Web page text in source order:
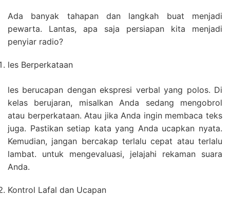
Ada banyak tahapan dan langkah buat menjadi
pewarta. Lantas, apa saja persiapan kita menjadi
penyiar radio?
les Berperkataan
les berucapan dengan ekspresi verbal yang polos. Di
kelas berujaran, misalkan Anda sedang mengobrol
atau berperkataan. Atau jika Anda ingin membaca teks
juga. Pastikan setiap kata yang Anda ucapkan nyata.
Kemudian, jangan bercakap terlalu cepat atau terlalu
lambat. untuk mengevaluasi, jelajahi rekaman suara
Anda.
Kontrol Lafal dan Ucapan